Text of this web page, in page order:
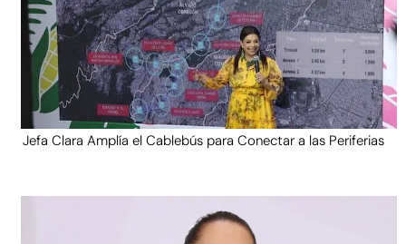
Jefa Clara Amplía el Cablebús para Conectar a las Periferias